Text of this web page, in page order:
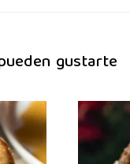
gustarte